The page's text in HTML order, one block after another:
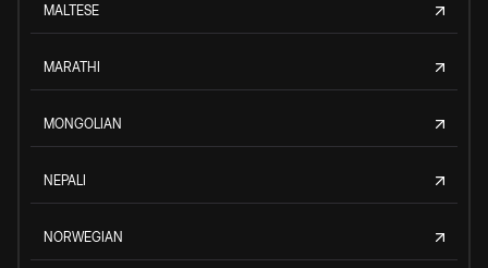
MALTESE
MARATHI
MONGOLIAN
NEPALI
NORWEGIAN